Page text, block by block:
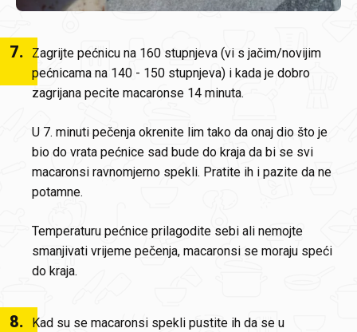
7.
Zagrijte pećnicu na 160 stupnjeva (vi s jačim/novijim
pećnicama na 140 - 150 stupnjeva) i kada je dobro
zagrijana pecite macaronse 14 minuta.
U 7. minuti pečenja okrenite lim tako da onaj dio što je
bio do vrata pećnice sad bude do kraja da bi se svi
macaronsi ravnomjerno spekli. Pratite ih i pazite da ne
potamne.
Temperaturu pećnice prilagodite sebi ali nemojte
smanjivati vrijeme pečenja, macaronsi se moraju speći
do kraja.
8.
Kad su se macaronsi spekli pustite ih da se u